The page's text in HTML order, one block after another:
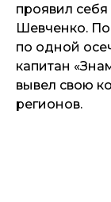
проявил
Шевченко.
по одной
капитан
вывел свою
регионов.